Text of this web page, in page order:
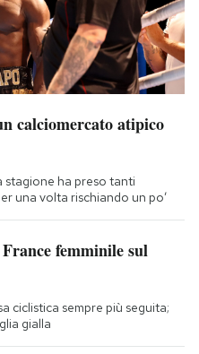
calciomercato atipico
stagione ha preso tanti
una volta rischiando un po’
femminile sul
ciclistica sempre più seguita;
gialla